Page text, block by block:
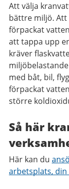
Att välja
bättre miljö.
förpackat
att tappa upp
kräver
med båt, bil,
förpackat
större
Så här
Här kan du
arbetsplats,